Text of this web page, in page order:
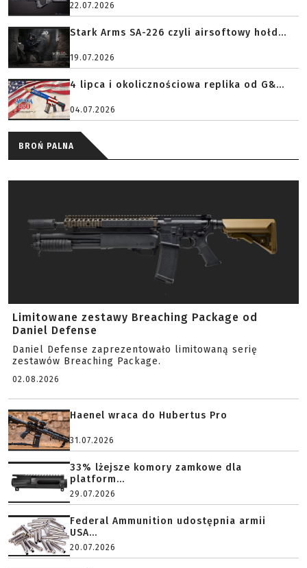
22.07.2026
Stark Arms SA-226 czyli airsoftowy hołd...
19.07.2026
4 lipca i okolicznościowa replika od G&...
04.07.2026
BROŃ PALNA
Limitowane zestawy Breaching Package od
Daniel Defense
Daniel Defense zaprezentowało limitowaną serię
zestawów Breaching Package.
02.08.2026
Haenel wraca do Hubertus Pro
31.07.2026
33% lżejsze komory zamkowe dla
platform...
29.07.2026
Federal Ammunition udostępnia armii
USA...
20.07.2026